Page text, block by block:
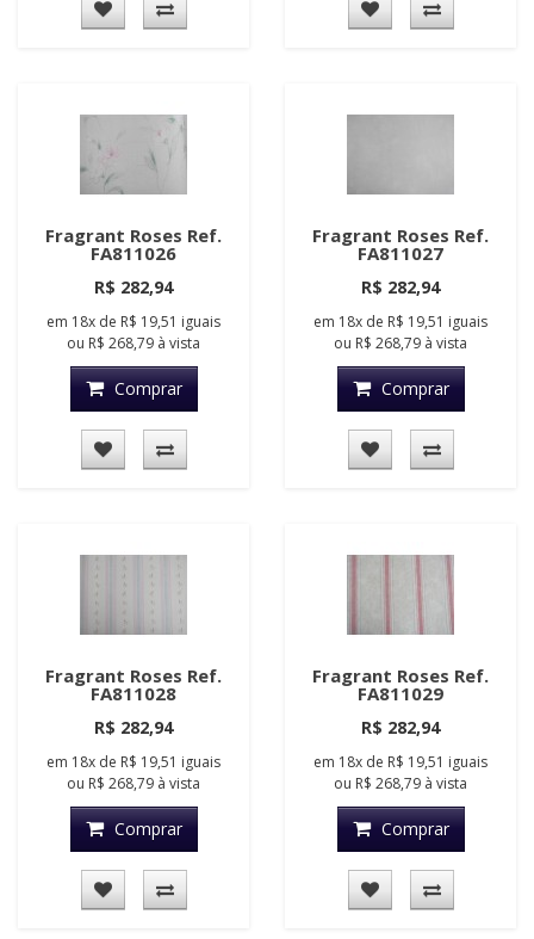
Fragrant Roses Ref.
FA811026
R$ 282,94
em 18x de R$ 19,51 iguais
ou R$ 268,79 à vista
Comprar
Fragrant Roses Ref.
FA811027
R$ 282,94
em 18x de R$ 19,51 iguais
ou R$ 268,79 à vista
Comprar
Fragrant Roses Ref.
FA811028
R$ 282,94
em 18x de R$ 19,51 iguais
ou R$ 268,79 à vista
Comprar
Fragrant Roses Ref.
FA811029
R$ 282,94
em 18x de R$ 19,51 iguais
ou R$ 268,79 à vista
Comprar